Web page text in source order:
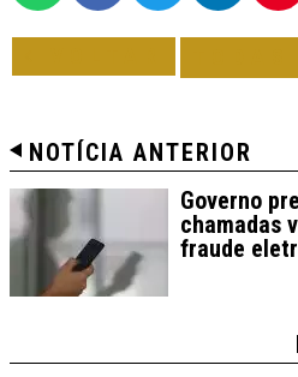
NOTÍCIA ANTERIOR
Governo
chamadas
fraude